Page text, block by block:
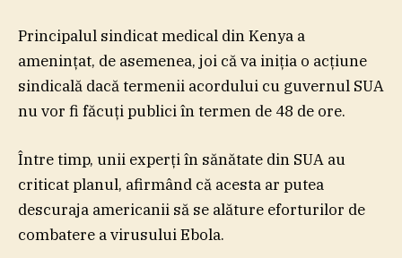
Principalul sindicat medical din Kenya a
ameninţat, de asemenea, joi că va iniţia o acţiune
sindicală dacă termenii acordului cu guvernul SUA
nu vor fi făcuţi publici în termen de 48 de ore.
Între timp, unii experţi în sănătate din SUA au
criticat planul, afirmând că acesta ar putea
descuraja americanii să se alăture eforturilor de
combatere a virusului Ebola.